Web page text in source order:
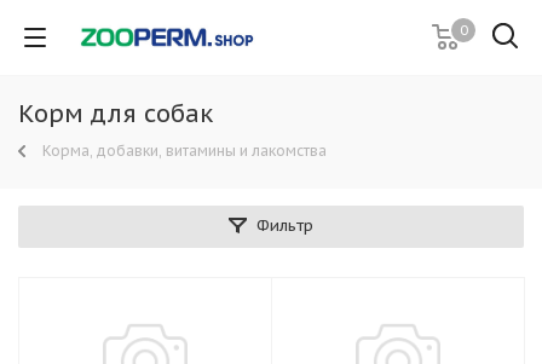
0
Корм для собак
Корма, добавки, витамины и лакомства
Фильтр